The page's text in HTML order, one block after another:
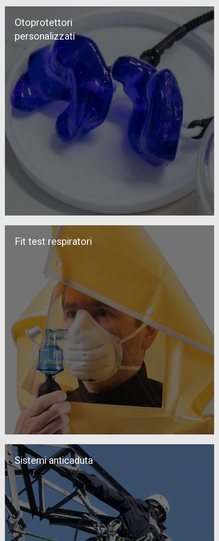
Otoprotettori
personalizzati
Fit test respiratori
Sistemi anticaduta